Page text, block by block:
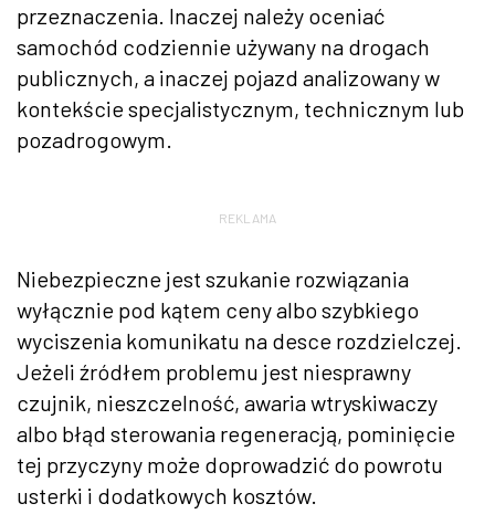
przeznaczenia. Inaczej należy oceniać
samochód codziennie używany na drogach
publicznych, a inaczej pojazd analizowany w
kontekście specjalistycznym, technicznym lub
pozadrogowym.
REKLAMA
Niebezpieczne jest szukanie rozwiązania
wyłącznie pod kątem ceny albo szybkiego
wyciszenia komunikatu na desce rozdzielczej.
Jeżeli źródłem problemu jest niesprawny
czujnik, nieszczelność, awaria wtryskiwaczy
albo błąd sterowania regeneracją, pominięcie
tej przyczyny może doprowadzić do powrotu
usterki i dodatkowych kosztów.